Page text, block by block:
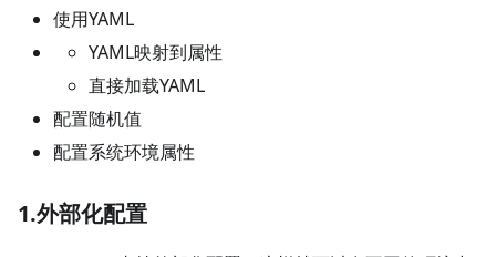
使用YAML
YAML映射到属性
直接加载YAML
配置随机值
配置系统环境属性
1.外部化配置